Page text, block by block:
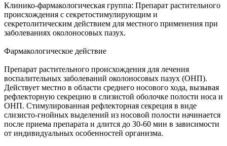
Клинико-фармакологическая группа: Препарат растительного
происхождения с секретостимулирующим и
секретолитическим действием для местного применения при
заболеваниях околоносовых пазух.
Фармакологическое действие
Препарат растительного происхождения для лечения
воспалительных заболеваний околоносовых пазух (ОНП).
Действует местно в области среднего носового хода, вызывая
рефлекторную секрецию в слизистой оболочке полости носа и
ОНП. Стимулированная рефлекторная секреция в виде
слизисто-гнойных выделений из носовой полости начинается
после приема препарата и длится до 30-60 мин в зависимости
от индивидуальных особенностей организма.